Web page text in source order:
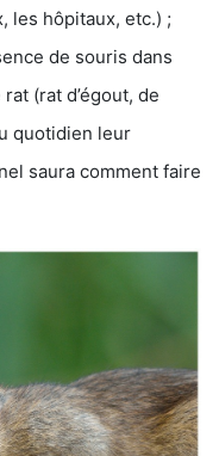
les hôpitaux, etc.) ;
de souris dans
(rat d’égout, de
quotidien leur
saura comment faire